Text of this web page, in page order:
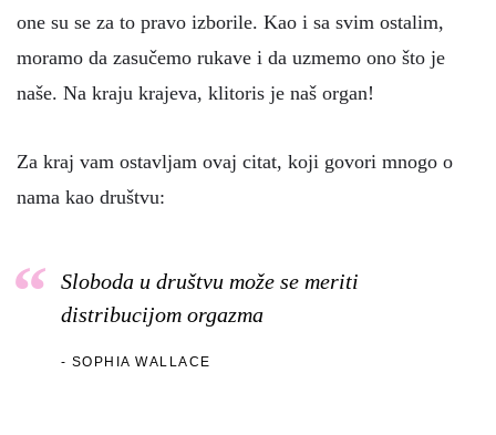
one su se za to pravo izborile. Kao i sa svim ostalim,
moramo da zasučemo rukave i da uzmemo ono što je
naše. Na kraju krajeva, klitoris je naš organ!
Za kraj vam ostavljam ovaj citat, koji govori mnogo o
nama kao društvu:
Sloboda u društvu može se meriti
distribucijom orgazma
SOPHIA WALLACE